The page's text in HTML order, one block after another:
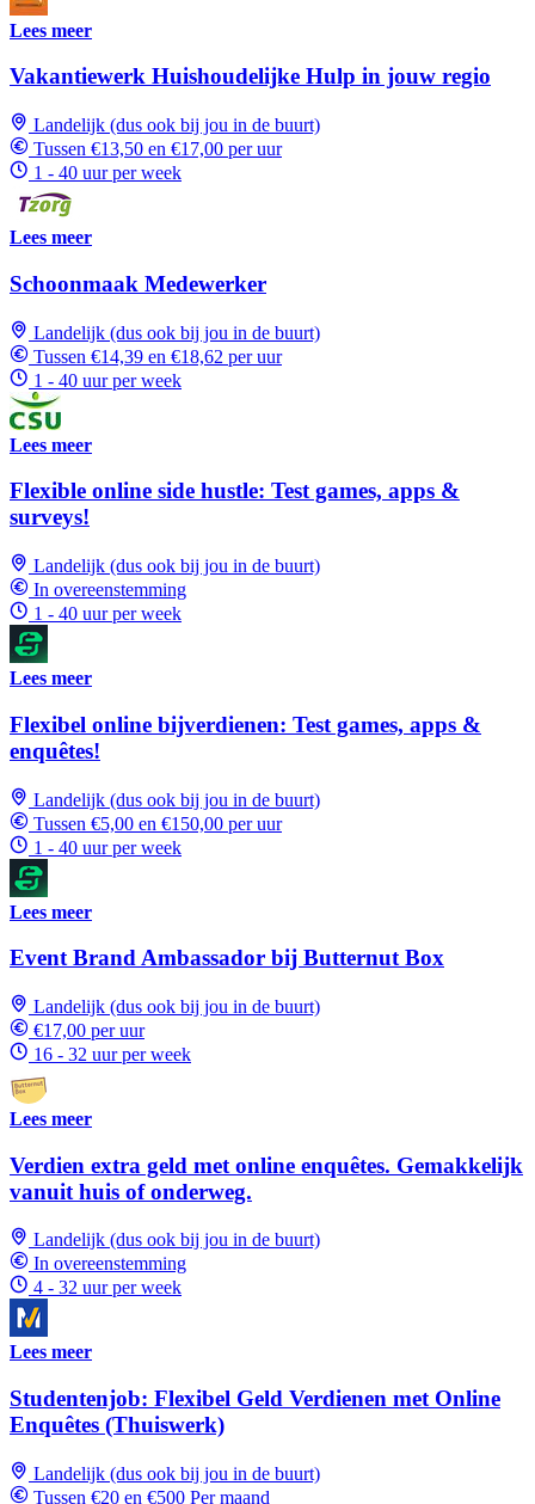
Lees meer
Vakantiewerk Huishoudelijke Hulp in jouw regio
Landelijk (dus ook bij jou in de buurt)
Tussen €13,50 en €17,00 per uur
1 - 40 uur per week
Lees meer
Schoonmaak Medewerker
Landelijk (dus ook bij jou in de buurt)
Tussen €14,39 en €18,62 per uur
1 - 40 uur per week
Lees meer
Flexible online side hustle: Test games, apps &
surveys!
Landelijk (dus ook bij jou in de buurt)
In overeenstemming
1 - 40 uur per week
Lees meer
Flexibel online bijverdienen: Test games, apps &
enquêtes!
Landelijk (dus ook bij jou in de buurt)
Tussen €5,00 en €150,00 per uur
1 - 40 uur per week
Lees meer
Event Brand Ambassador bij Butternut Box
Landelijk (dus ook bij jou in de buurt)
€17,00 per uur
16 - 32 uur per week
Lees meer
Verdien extra geld met online enquêtes. Gemakkelijk
vanuit huis of onderweg.
Landelijk (dus ook bij jou in de buurt)
In overeenstemming
4 - 32 uur per week
Lees meer
Studentenjob: Flexibel Geld Verdienen met Online
Enquêtes (Thuiswerk)
Landelijk (dus ook bij jou in de buurt)
Tussen €20 en €500 Per maand